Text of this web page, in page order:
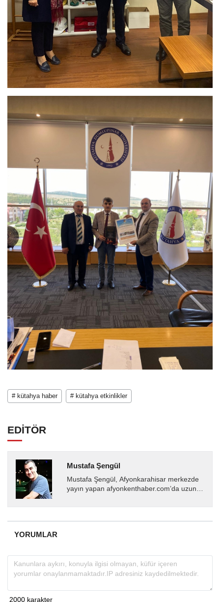
# kütahya haber # kütahya etkinlikler
EDİTÖR
Mustafa Şengül
Mustafa Şengül, Afyonkarahisar merkezde
yayın yapan afyonkenthaber.com’da uzun
almakta, haber akışı...
YORUMLAR